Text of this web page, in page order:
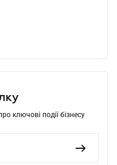
ключові події бізнесу